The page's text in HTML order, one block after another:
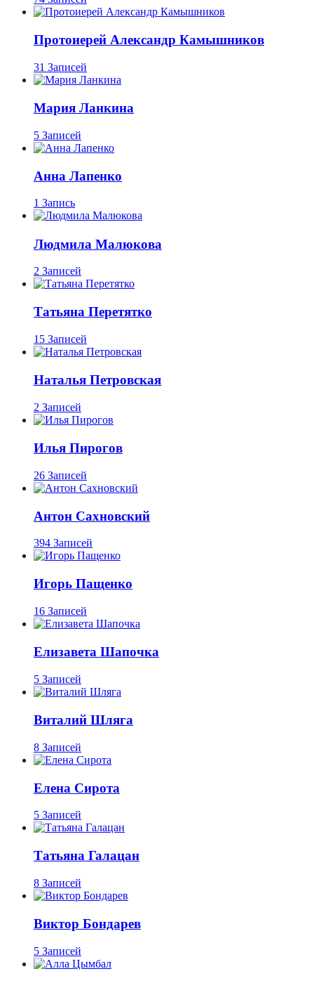
Протоиерей Александр Камышников
31 Записей
Мария Ланкина
5 Записей
Анна Лапенко
1 Запись
Людмила Малюкова
2 Записей
Татьяна Перетятко
15 Записей
Наталья Петровская
2 Записей
Илья Пирогов
26 Записей
Антон Сахновский
394 Записей
Игорь Пащенко
16 Записей
Елизавета Шапочка
5 Записей
Виталий Шляга
8 Записей
Елена Сирота
5 Записей
Татьяна Галацан
8 Записей
Виктор Бондарев
5 Записей